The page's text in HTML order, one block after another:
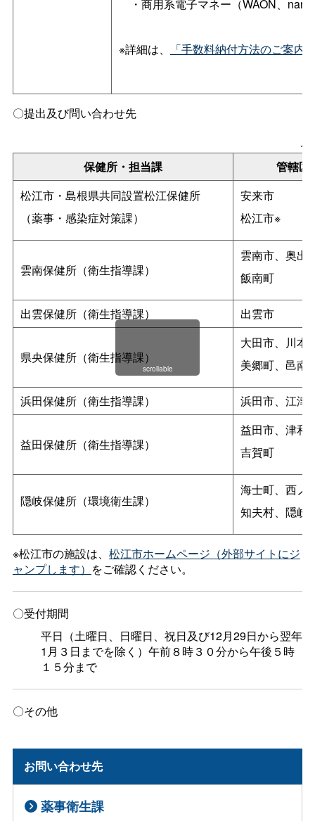
・商用系電子マネー（WAON、
※詳細は、 「手数料納付方法のご案内
〇提出及び問い合わせ先
保
保健所・担当課
管轄区
松江市・島根県共同設置松江保健所
（薬事・感染症対策課）
安来市
松江市※
雲南保健所（衛生指導課）
雲南市、奥出
飯南町
出雲保健所（衛生指導課） 出雲市
県央保健所（衛生指導課）
大田市、川本
美郷町、邑南
浜田保健所（衛生指導課） 浜田市、江津
益田保健所（衛生指導課）
益田市、津和
吉賀町
隠岐保健所（環境衛生課）
海士町、西ノ
知夫村、隠岐
scrollable
※松江市の施設は、 松江市ホームページ（外部サイトにジ
ャンプします） をご確認ください。
〇受付期間
平日（土曜日、日曜日、祝日及び12月29日から翌年
1月３日までを除く）午前８時３０分から午後５時
１５分まで
〇その他
お問い合わせ先
薬事衛生課